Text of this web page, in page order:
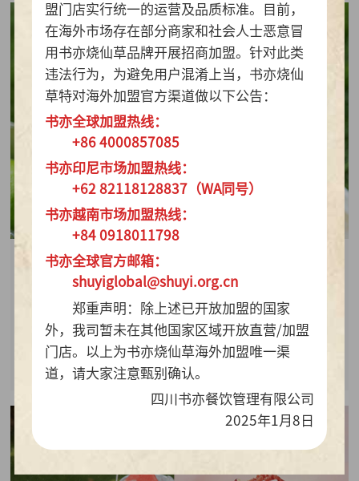
2026-07-28
质价比持续热销
查看详情
盟门店实行统一的运营及品质标准。目前，
在海外市场存在部分商家和社会人士恶意冒
用书亦烧仙草品牌开展招商加盟。针对此类
违法行为，为避免用户混淆上当，书亦烧仙
草特对海外加盟官方渠道做以下公告：
书亦全球加盟热线：
+86 4000857085
书亦印尼市场加盟热线：
+62 82118128837（WA同号）
书亦越南市场加盟热线：
+84 0918011798
书亦全球官方邮箱：
shuyiglobal@shuyi.org.cn
郑重声明：除上述已开放加盟的国家
外，我司暂未在其他国家区域开放直营/加盟
门店。以上为书亦烧仙草海外加盟唯一渠
道，请大家注意甄别确认。
四川书亦餐饮管理有限公司
2025年1月8日